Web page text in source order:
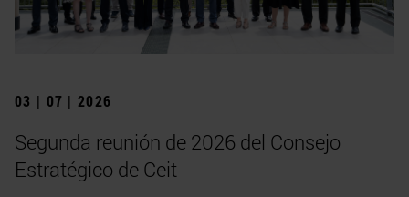
03 | 07 | 2026
Segunda reunión de 2026 del Consejo
Estratégico de Ceit